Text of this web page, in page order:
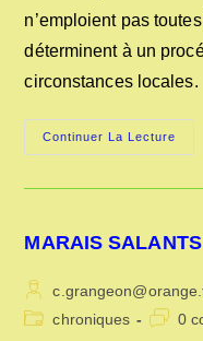
n’emploient pas
déterminent à un
circonstances locales.
Continuer La Lecture
MARAIS
Auteur/autrice
de
Postchroniques 0